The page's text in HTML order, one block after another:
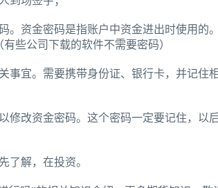
。资金密码是指账户中资金进出时使用的
些公司下载的软件不需要密码）
事宜。需要携带身份证、银行卡，并记住
修改资金密码。这个密码一定要记住，以
了解，在投资。